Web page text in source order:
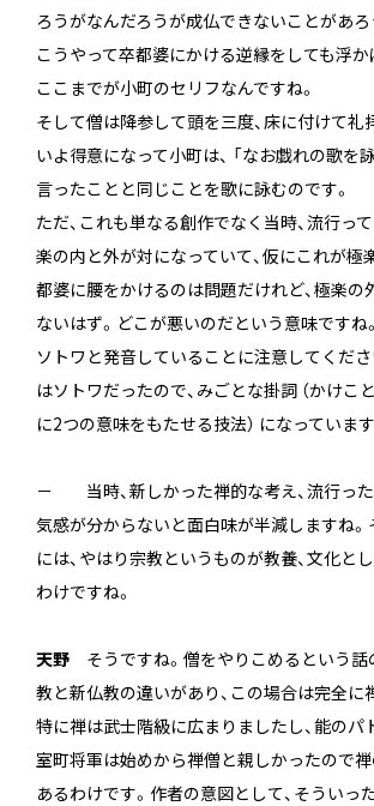
ろうがなんだろうが成仏できないことがあ
こうやって卒都婆にかける逆縁をしても浮か
ここまでが小町のセリフなんですね。
そして僧は降参して頭を三度、床に付けて礼
いよ得意になって小町は、 「なお戯れの歌を
言ったことと同じことを歌に詠むのです。
ただ、これも単なる創作でなく当時、流行っ
楽の内と外が対になっていて、仮にこれが極
都婆に腰をかけるのは問題だけれど、極楽の
ないはず。どこが悪いのだという意味ですね
ソトワと発音していることに注意してくだ
はソトワだったので、みごとな掛詞 （かけこ
に2つの意味をもたせる技法） になっています
－ 当時、新しかった禅的な考え、流行った
気感が分からないと面白味が半減しますね
には、やはり宗教というものが教養、文化と
わけですね。
天野 そうですね。僧をやりこめるという話
教と新仏教の違いがあり、この場合は完全に
特に禅は武士階級に広まりましたし、能のパ
室町将軍は始めから禅僧と親しかったので
あるわけです。作者の意図として、そういっ